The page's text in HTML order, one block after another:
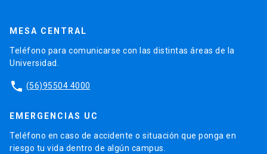
MESA CENTRAL
Teléfono para comunicarse con las distintas áreas de la
Universidad.
phone (56)95504 4000
EMERGENCIAS UC
Teléfono en caso de accidente o situación que ponga en
riesgo tu vida dentro de algún campus.